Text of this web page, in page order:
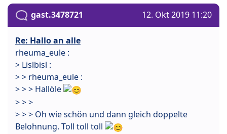
gast.3478721 12. Okt 2019 11:20
Re: Hallo an alle
rheuma_eule :
> Lislbisl :
> > rheuma_eule :
> > > Hallöle
> > >
> > > Oh wie schön und dann gleich doppelte
Belohnung. Toll toll toll